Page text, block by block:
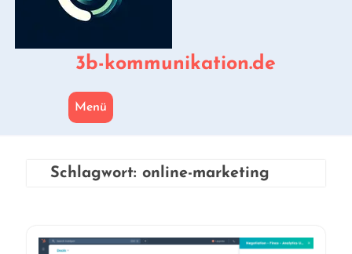
3b-kommunikation.de
Menü
Schlagwort: online-marketing